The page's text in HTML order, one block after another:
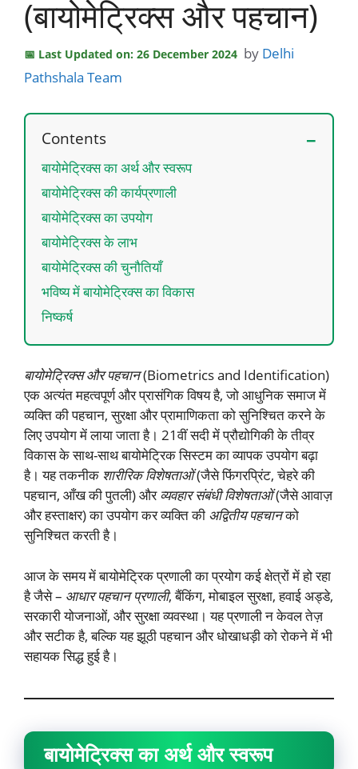
(बायोमेट्रिक्स और पहचान)
Last Updated on: 26 December 2024 by Delhi
Pathshala Team
Contents
बायोमेट्रिक्स का अर्थ और स्वरूप
बायोमेट्रिक्स की कार्यप्रणाली
बायोमेट्रिक्स का उपयोग
बायोमेट्रिक्स के लाभ
बायोमेट्रिक्स की चुनौतियाँ
भविष्य में बायोमेट्रिक्स का विकास
निष्कर्ष
बायोमेट्रिक्स और पहचान(Biometrics and Identification)
एक अत्यंत महत्वपूर्ण और प्रासंगिक विषय है, जो आधुनिक समाज में
व्यक्ति की पहचान, सुरक्षा और प्रामाणिकता को सुनिश्चित करने के
लिए उपयोग में लाया जाता है। 21वीं सदी में प्रौद्योगिकी के तीव्र
विकास के साथ-साथ बायोमेट्रिक सिस्टम का व्यापक उपयोग बढ़ा
है। यह तकनीक शारीरिक विशेषताओं(जैसे फिंगरप्रिंट, चेहरे की
पहचान, आँख की पुतली) औरव्यवहार संबंधी विशेषताओं(जैसे आवाज़
और हस्ताक्षर) का उपयोग कर व्यक्ति की अद्वितीय पहचानको
सुनिश्चित करती है।
आज के समय में बायोमेट्रिक प्रणाली का प्रयोग कई क्षेत्रों में हो रहा
है जैसे – आधार पहचान प्रणाली, बैंकिंग, मोबाइल सुरक्षा, हवाई अड्डे,
सरकारी योजनाओं, और सुरक्षा व्यवस्था। यह प्रणाली न केवल तेज़
और सटीक है, बल्कि यह झूठी पहचान और धोखाधड़ी को रोकने में भी
सहायक सिद्ध हुई है।
बायोमेट्रिक्स का अर्थ और स्वरूप